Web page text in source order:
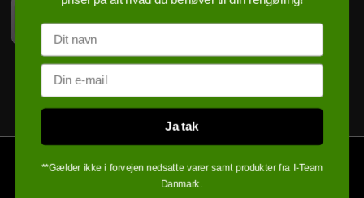
Navn
Email
Ja tak
**Gælder ikke i forvejen nedsatte varer samt produkter fra I-Team
Danmark.